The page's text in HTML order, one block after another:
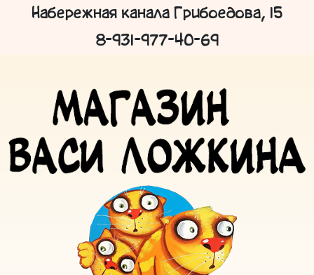
Набережная канала Грибоедова, 15
8-931-977-40-69